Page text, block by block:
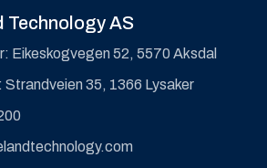
Technology AS
Eikeskogvegen 52, 5570 Aksdal
35, 1366 Lysaker